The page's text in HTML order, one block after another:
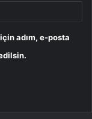
adım, e-posta